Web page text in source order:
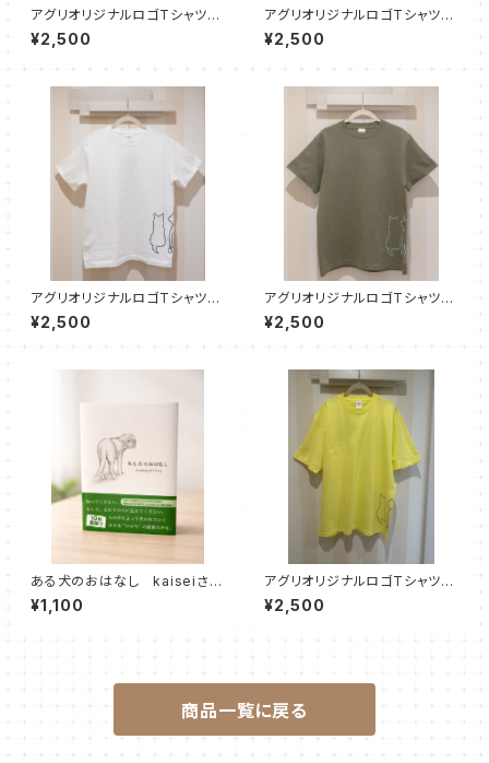
アグリオリジナルロゴTシャツ
【バーガンディ】
¥2,500
アグリオリジナルロゴTシャツ
【ブラック】
¥2,500
アグリオリジナルロゴTシャツ
【ホワイト】
¥2,500
アグリオリジナルロゴTシャツ
【オリーブ】
¥2,500
ある犬のおはなし kaiseiさん
サイン入り
¥1,100
アグリオリジナルロゴTシャツ
【ライトイエロー】
¥2,500
商品一覧に戻る